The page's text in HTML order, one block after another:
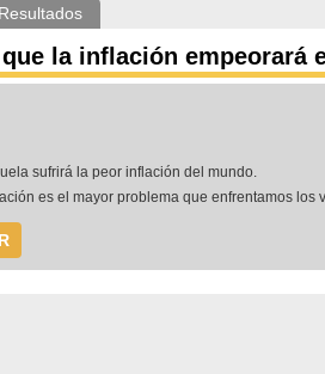
principales
activa)
Resultados
que la inflación empeorará
sufrirá la peor inflación del mundo.
es el mayor problema que enfrentamos los